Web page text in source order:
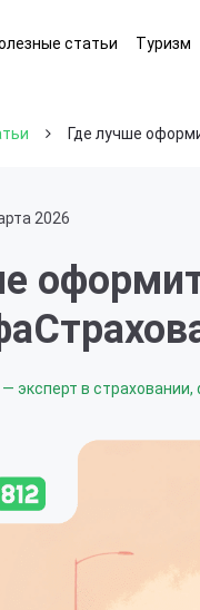
статьи Туризм
Где лучше
2026
— эксперт в